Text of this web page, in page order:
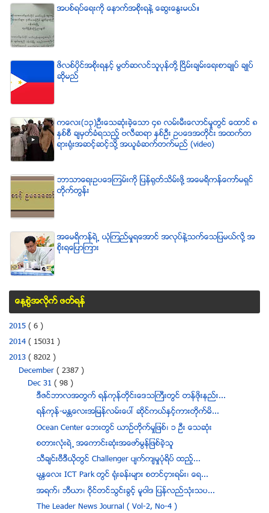
အပစ္ရပ္ေရးကို ေနာက္အစိုးရနဲ႔ ေဆြးေႏြးမယ္။
ဖိလစ္ပိုင္အစိုးရႏွင့္ မြတ္ဆလင္သူပုန္တို႔ ၿငိမ္းခ်မ္းေရးစာခ်ဳပ္ ခ်ဳပ္
ဆိုမည္
ကေလး(၁၃)ဦးေသဆံုးခဲ့ေသာ ၄၈ လမ္းမီးေလာင္မႈတြင္ ေထာင္ ၈
ႏွစ္စီ ခ်မွတ္ခံရသည့္ ဗလီဆရာ ႏွစ္ဦး ဥပေဒအတိုင္း အထက္တ
ရားရံုးအဆင့္ဆင့္သို႔ အယူခံဆက္တက္မည္ (video)
ဘာသာေရးဥပေဒၾကမ္းကို ျပန္ရုတ္သိမ္းဖို႔ အေမရိကန္ေကာ္မရွင္
တိုက္တြန္း
အေမရိကန္ရဲ႕ ယံုၾကည္မႈရေအာင္ အလုပ္နဲ႔သက္ေသျပမယ္လုိ႔ အ
စုိးရေျပာၾကား
ေန႔စြဲအလိုက္ ဖတ္ရန္
2015 ( 6 )
2014 ( 15031 )
2013 ( 8202 )
December ( 2387 )
Dec 31( 98 )
ဒီဇင္ဘာလအတြက္ ရန္ကုန္တိုင္းေဒသႀကီးတြင္ တန္ဖိုးနည္း...
ရန္ကုန္-မႏၲေလးအျမန္လမ္းေပၚ ဆိုင္ကယ္ႏွင့္ကားတိုက္မိ...
Ocean Center ေဘးတြင္ ယာဥ္တုိက္မႈျဖစ္၊ ၁ ဦး ေသဆုံး
စတားလံုးရဲ ႔ အေကာင္းဆံုးအေဖာ္မြန္ျဖစ္ခဲ့သူ
သီခ်င္းဗီဒီယိုတြင္ Challenger ပ်က္က်မႈပံုရိပ္ ထည့္...
မႏၱေလး ICT Park တြင္ ႐ံုးခန္းမ်ား စတင္ငွားရမ္း၊ ေရ...
အရက္၊ ဘီယာ၊ ဝိုင္တင္သြင္းခြင့္ မူဝါဒ ျပန္လည္သုံးသပ...
The Leader News Journal ( Vol-2, No-4 )